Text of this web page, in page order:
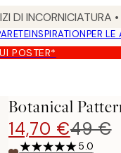
DI
INSPIRATIONPER LE
POSTER*
Botanical
14,70 €49 €
5.0